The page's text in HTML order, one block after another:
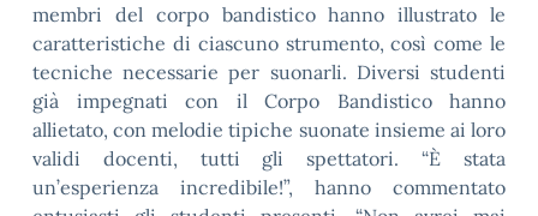
membri del corpo bandistico hanno illustrato le
caratteristiche di ciascuno strumento, così come le
tecniche necessarie per suonarli. Diversi studenti
già impegnati con il Corpo Bandistico hanno
allietato, con melodie tipiche suonate insieme ai loro
validi docenti, tutti gli spettatori. “È stata
un’esperienza incredibile!”, hanno commentato